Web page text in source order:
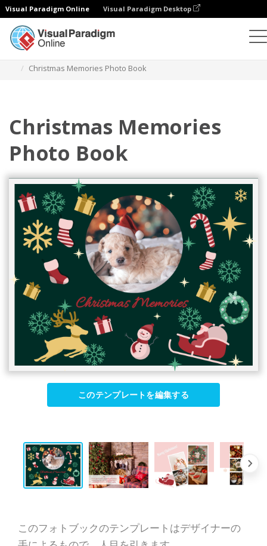
Visual Paradigm Online Visual Paradigm Desktop
Christmas Memories Photo Book
Christmas Memories
Photo Book
このテンプレートを編集する
このフォトブックのテンプレートはデザイナーの